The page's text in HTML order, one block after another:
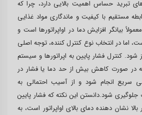
تبرید حساس اهمیت بالایی دارد، چرا که
مستقیم با کیفیت و ماندگاری مواد غذایی
بیانگر افزایش دما در اواپراتورها است و
اما در انتخاب نوع کنترل کننده، توجه اصلی
شود. کنترل فشار پایین به اپراتورها و سیستم
در صورت کاهش بیش از حد دما یا فشار در
سریع انجام شود و از آسیب احتمالی به
جلوگیری شود.دانستن این نکته که فشار پایین
نشان دهنده دمای بالای اواپراتور است، به